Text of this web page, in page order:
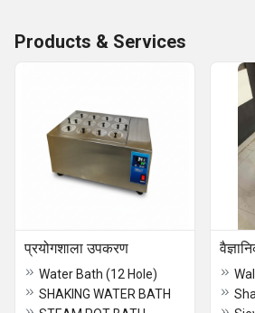
Products & Services
प्रयोगशाला उपकरण
Water Bath (12 Hole)
SHAKING WATER BATH